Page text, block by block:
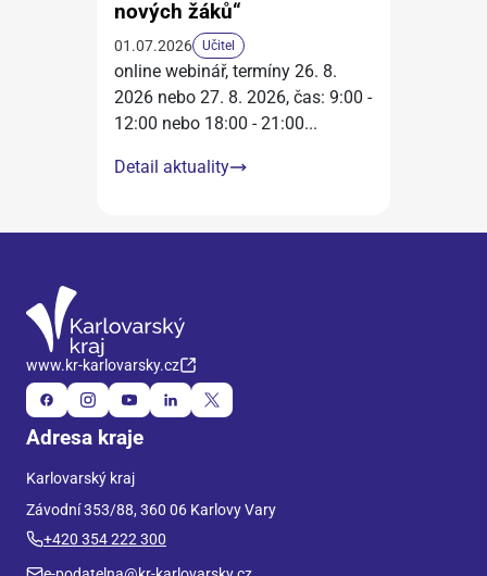
nových žáků“
01.07.2026 Učitel
online webinář, termíny 26. 8.
2026 nebo 27. 8. 2026, čas: 9:00 -
12:00 nebo 18:00 - 21:00...
Detail aktuality
www.kr-karlovarsky.cz
Adresa kraje
Karlovarský kraj
Závodní 353/88, 360 06 Karlovy Vary
+420 354 222 300